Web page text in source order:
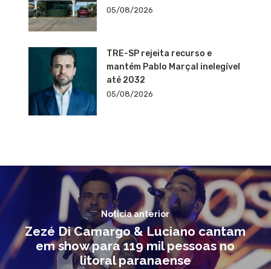
05/08/2026
TRE-SP rejeita recurso e
mantém Pablo Marçal inelegível
até 2032
05/08/2026
Notícia anterior
Zezé Di Camargo & Luciano cantam
em show para 119 mil pessoas no
litoral paranaense